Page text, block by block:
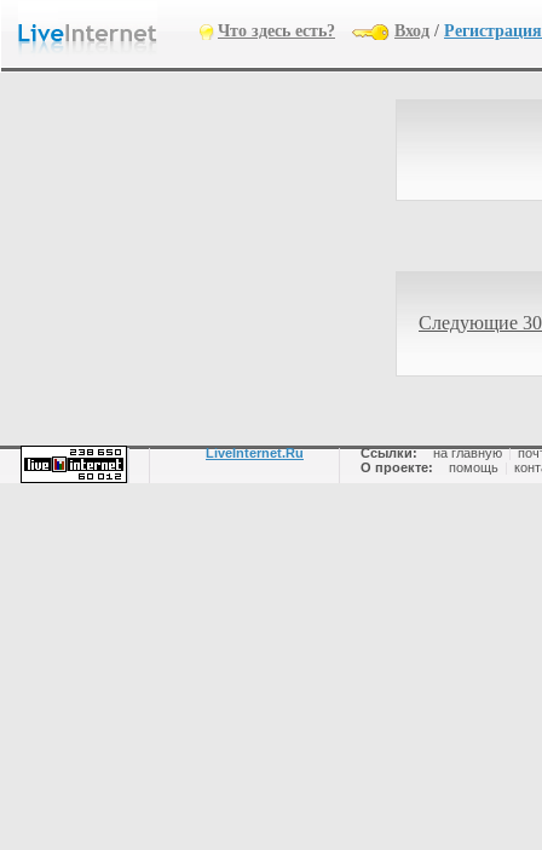
Что здесь есть? Вход / Регистрация
Следующие
LiveInternet.Ru Ссылки: на главную |
О проекте:
помощь